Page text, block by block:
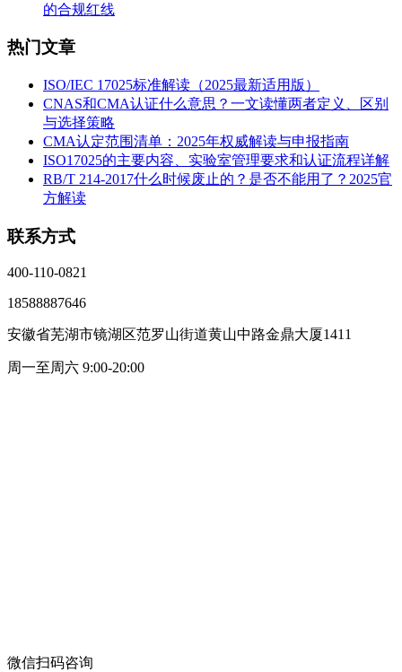
的合规红线
热门文章
ISO/IEC 17025标准解读（2025最新适用版）
CNAS和CMA认证什么意思？一文读懂两者定义、区别
与选择策略
CMA认定范围清单：2025年权威解读与申报指南
ISO17025的主要内容、实验室管理要求和认证流程详解
RB/T 214-2017什么时候废止的？是否不能用了？2025官
方解读
联系方式
400-110-0821
18588887646
安徽省芜湖市镜湖区范罗山街道黄山中路金鼎大厦1411
周一至周六 9:00-20:00
微信扫码咨询